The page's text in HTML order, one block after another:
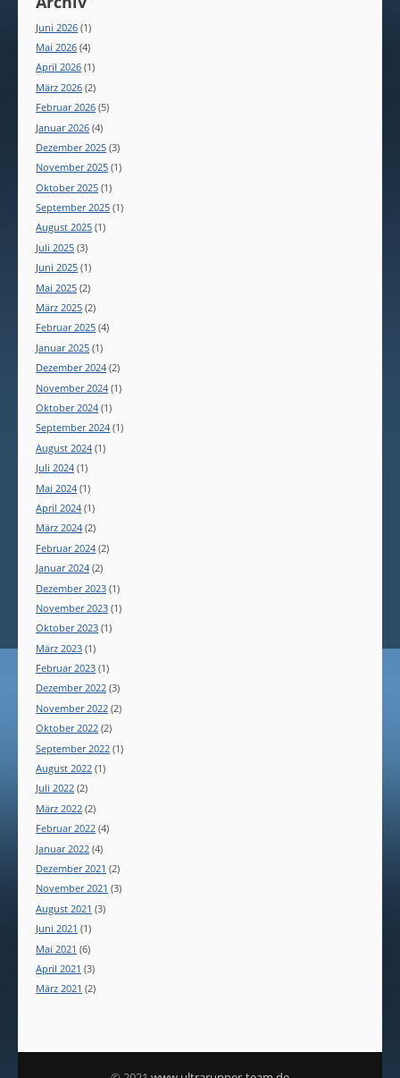
Juni 2026 (1)
Mai 2026 (4)
April 2026 (1)
März 2026 (2)
Februar 2026 (5)
Januar 2026 (4)
Dezember 2025 (3)
November 2025 (1)
Oktober 2025 (1)
September 2025 (1)
August 2025 (1)
Juli 2025 (3)
Juni 2025 (1)
Mai 2025 (2)
März 2025 (2)
Februar 2025 (4)
Januar 2025 (1)
Dezember 2024 (2)
November 2024 (1)
Oktober 2024 (1)
September 2024 (1)
August 2024 (1)
Juli 2024 (1)
Mai 2024 (1)
April 2024 (1)
März 2024 (2)
Februar 2024 (2)
Januar 2024 (2)
Dezember 2023 (1)
November 2023 (1)
Oktober 2023 (1)
März 2023 (1)
Februar 2023 (1)
Dezember 2022 (3)
November 2022 (2)
Oktober 2022 (2)
September 2022 (1)
August 2022 (1)
Juli 2022 (2)
März 2022 (2)
Februar 2022 (4)
Januar 2022 (4)
Dezember 2021 (2)
November 2021 (3)
August 2021 (3)
Juni 2021 (1)
Mai 2021 (6)
April 2021 (3)
März 2021 (2)